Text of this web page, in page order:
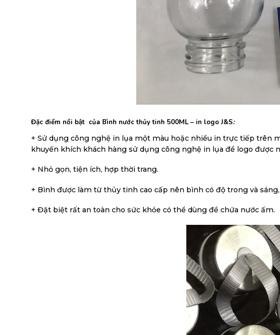
Đặc điểm nổi bật của Bình nước thủy tinh 500ML – in logo J&S:
+ Sử dụng công nghệ in lụa một màu hoặc nhiều in trực tiếp trên
khuyến khích khách hàng sử dụng công nghệ in lụa để logo được
+ Nhỏ gọn, tiện ích, hợp thời trang.
+ Bình được làm từ thủy tinh cao cấp nên bình có độ trong và
+ Đặt biệt rất an toàn cho sức khỏe có thể dùng để chứa nước ấm.